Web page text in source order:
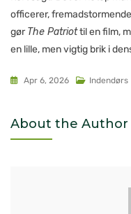
officerer,
gørThe Patriottil en film,
en lille, men vigtig brik i
Apr 6, 2026 Indendørs
About the Author